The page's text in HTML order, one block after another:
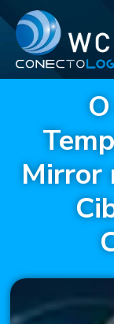
Mirror